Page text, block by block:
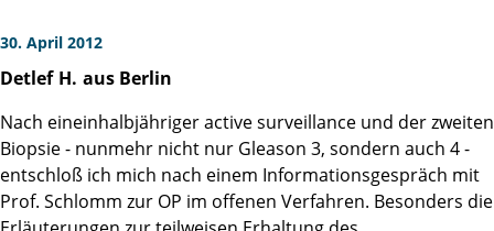
30. April 2012
Detlef H. aus Berlin
Nach eineinhalbjähriger active surveillance und der zweiten
Biopsie - nunmehr nicht nur Gleason 3, sondern auch 4 -
entschloß ich mich nach einem Informationsgespräch mit
Prof. Schlomm zur OP im offenen Verfahren. Besonders die